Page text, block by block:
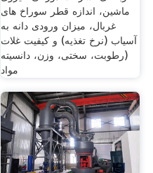
ماشین، اندازه قطر سوراخ های
غربال، میزان ورودی دانه به
آسیاب (نرخ تغذیه) و کیفیت غلات
(رطوبت، سختی، وزن، دانسیته
مواد